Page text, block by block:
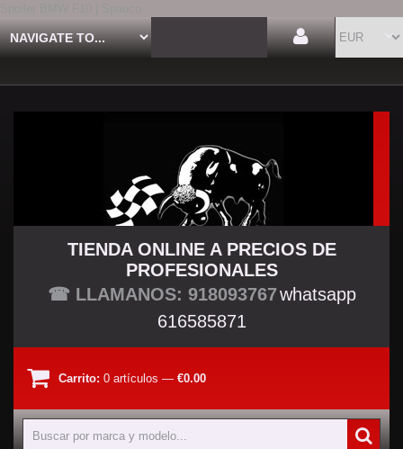
TU TIENDA TUNING
TIENDA ONLINE A PRECIOS DE
PROFESIONALES
☎ LLAMANOS: 918093767whatsapp
616585871
Carrito: 0 artículos — €0.00